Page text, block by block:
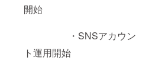
開始
・SNSアカウン
ト運用開始